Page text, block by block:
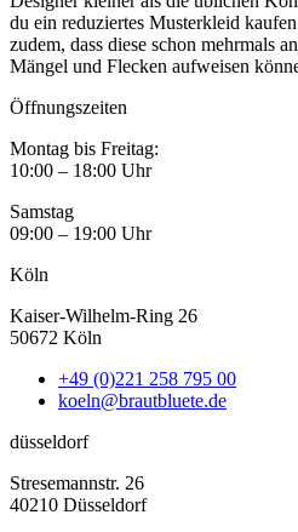
du ein reduziertes Musterkleid
zudem, dass diese schon mehrmals
Mängel und Flecken aufweisen
Öffnungszeiten
Montag bis Freitag:
10:00 – 18:00 Uhr
Samstag
09:00 – 19:00 Uhr
Köln
Kaiser-Wilhelm-Ring 26
50672 Köln
+49 (0)221 258 795 00
koeln@brautbluete.de
düsseldorf
Stresemannstr. 26
40210 Düsseldorf